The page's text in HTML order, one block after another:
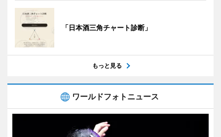
「日本酒三角チャート診断」
もっと見る
ワールドフォトニュース